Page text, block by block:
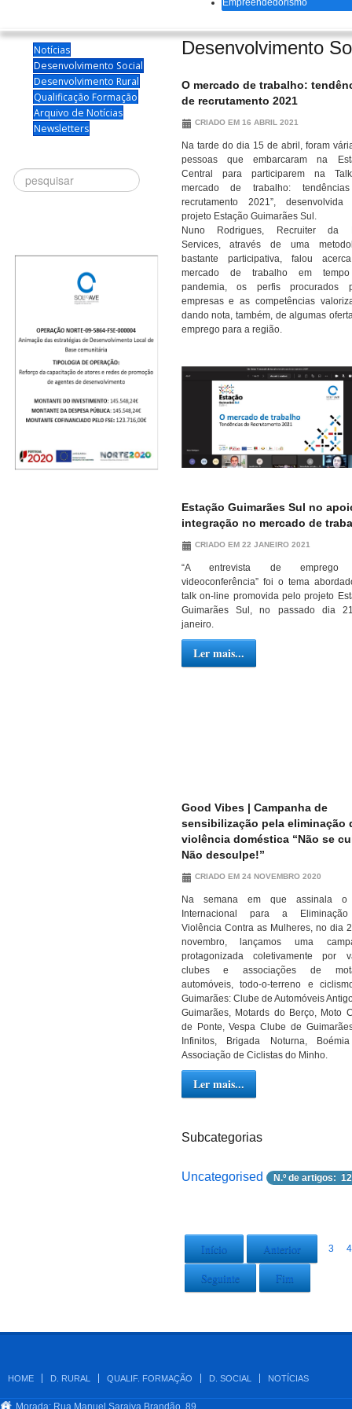
Empreendedorismo
Notícias
Desenvolvimento Social
Desenvolvimento Rural
Qualificação Formação
Arquivo de Notícias
Newsletters
Procurar
Desenvolvimento
O mercado de trabalho:
de recrutamento 2021
CRIADO EM 16 ABRIL 2021
Na tarde do dia 15 de abril, foram
pessoas que embarcaram na
Central para participarem na
mercado de trabalho:
recrutamento 2021”, desenvolvida
projeto Estação Guimarães Sul.
Nuno Rodrigues, Recruiter da
Services, através de uma
bastante participativa, falou
mercado de trabalho em
pandemia, os perfis procurados
empresas e as competências
dando nota, também, de algumas
emprego para a região.
Estação Guimarães Sul no
integração no mercado de
CRIADO EM 22 JANEIRO 2021
“A entrevista de emprego
videoconferência” foi o tema
talk on-line promovida pelo projeto
Guimarães Sul, no passado dia
janeiro.
Ler mais...
Good Vibes | Campanha de
sensibilização pela eliminação
violência doméstica “Não se
Não desculpe!”
CRIADO EM 24 NOVEMBRO 2020
Na semana em que assinala
Internacional para a
Violência Contra as Mulheres, no dia
novembro, lançamos uma
protagonizada coletivamente por
clubes e associações de
automóveis, todo-o-terreno e
Guimarães: Clube de Automóveis
Guimarães, Motards do Berço, Moto
de Ponte, Vespa Clube de
Infinitos, Brigada Noturna,
Associação de Ciclistas do Minho.
Ler mais...
Subcategorias
Uncategorised N.º de artigos: 12
Início Anterior 3 4
Seguinte Fim
HOME D. RURAL QUALIF. FORMAÇÃO D. SOCIAL NOTÍCIAS
Morada: Rua Manuel Saraiva Brandão, 89